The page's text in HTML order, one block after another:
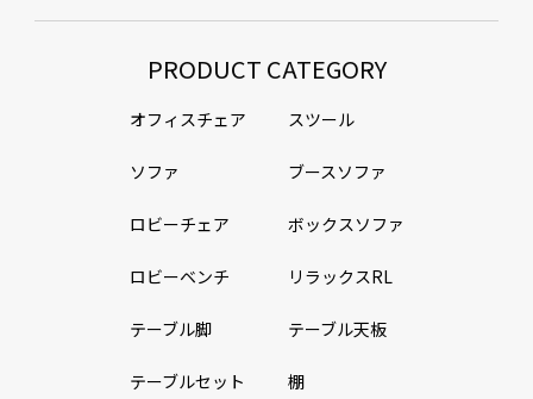
PRODUCT CATEGORY
オフィスチェア スツール
ソファ ブースソファ
ロビーチェア ボックスソファ
ロビーベンチ リラックスRL
テーブル脚 テーブル天板
テーブルセット 棚